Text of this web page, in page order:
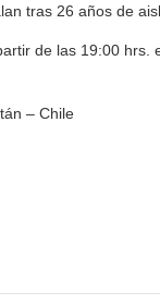
tras 26 años de
de las 19:00 hrs.
– Chile